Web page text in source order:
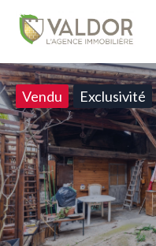
Vendu Exclusivité